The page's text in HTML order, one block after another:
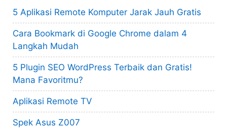
5 Aplikasi Remote Komputer Jarak Jauh Gratis
Cara Bookmark di Google Chrome dalam 4
Langkah Mudah
5 Plugin SEO WordPress Terbaik dan Gratis!
Mana Favoritmu?
Aplikasi Remote TV
Spek Asus Z007